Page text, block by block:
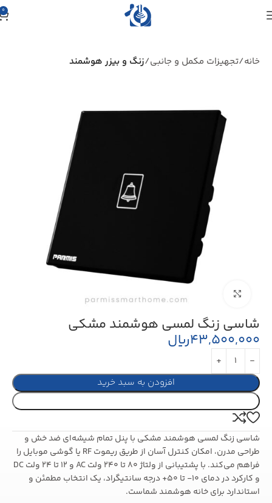
0
خانه تجهیزات مکمل و جانبی زنگ و بیزر هوشمند
شاسی زنگ لمسی هوشمند مشکی
43,500,000ریال
افزودن به سبد خرید
شاسی زنگ لمسی هوشمند مشکی با پنل تمام شیشه‌ای ضد خش و
طراحی مدرن، امکان کنترل آسان از طریق ریموت RF یا گوشی موبایل را
فراهم می‌کند. با پشتیبانی از ولتاژ 80 تا 240 ولت AC و 12 تا 24 ولت DC
و کارکرد در دمای 10- تا 50+ درجه سانتیگراد، یک انتخاب مطمئن و
استاندارد برای خانه هوشمند شماست.